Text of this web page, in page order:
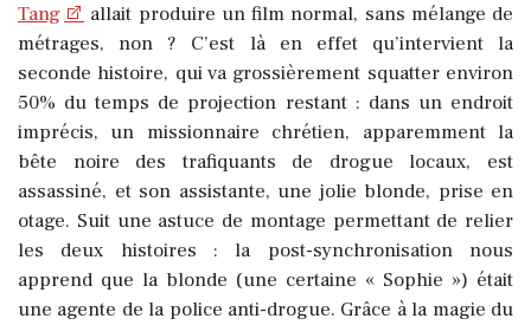
Tang
allait produire un film normal, sans mélange de
métrages, non ? C’est là en effet qu’intervient la
seconde histoire, qui va grossièrement squatter environ
50% du temps de projection restant : dans un endroit
imprécis, un missionnaire chrétien, apparemment la
bête noire des trafiquants de drogue locaux, est
assassiné, et son assistante, une jolie blonde, prise en
otage. Suit une astuce de montage permettant de relier
les deux histoires : la post-synchronisation nous
apprend que la blonde (une certaine « Sophie ») était
une agente de la police anti-drogue. Grâce à la magie du